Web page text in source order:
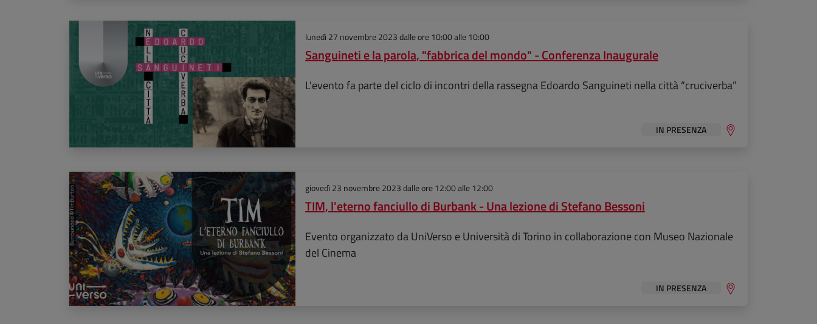
lunedì 27 novembre 2023dalle ore 10:00 alle 10:00
Sanguineti e la parola, "fabbrica del mondo" - Conferenza Inaugurale
L'evento fa parte del ciclo di incontri della rassegna Edoardo Sanguineti nella città “cruciverba”
IN PRESENZA
giovedì 23 novembre 2023dalle ore 12:00 alle 12:00
TIM, l'eterno fanciullo di Burbank - Una lezione di Stefano Bessoni
Evento organizzato da UniVerso e Università di Torino in collaborazione con Museo Nazionale
del Cinema
IN PRESENZA